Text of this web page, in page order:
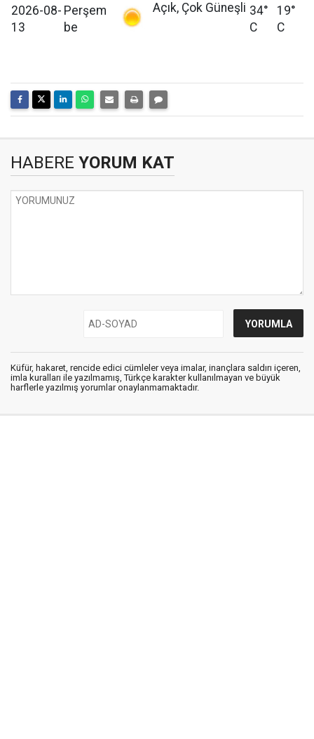
2026-08-
13
Perşem
be
Açık, Çok Güneşli 34°
C
19°
C
HABERE YORUM KAT
Küfür, hakaret, rencide edici cümleler veya imalar, inançlara saldırı içeren,
imla kuralları ile yazılmamış, Türkçe karakter kullanılmayan ve büyük
harflerle yazılmış yorumlar onaylanmamaktadır.